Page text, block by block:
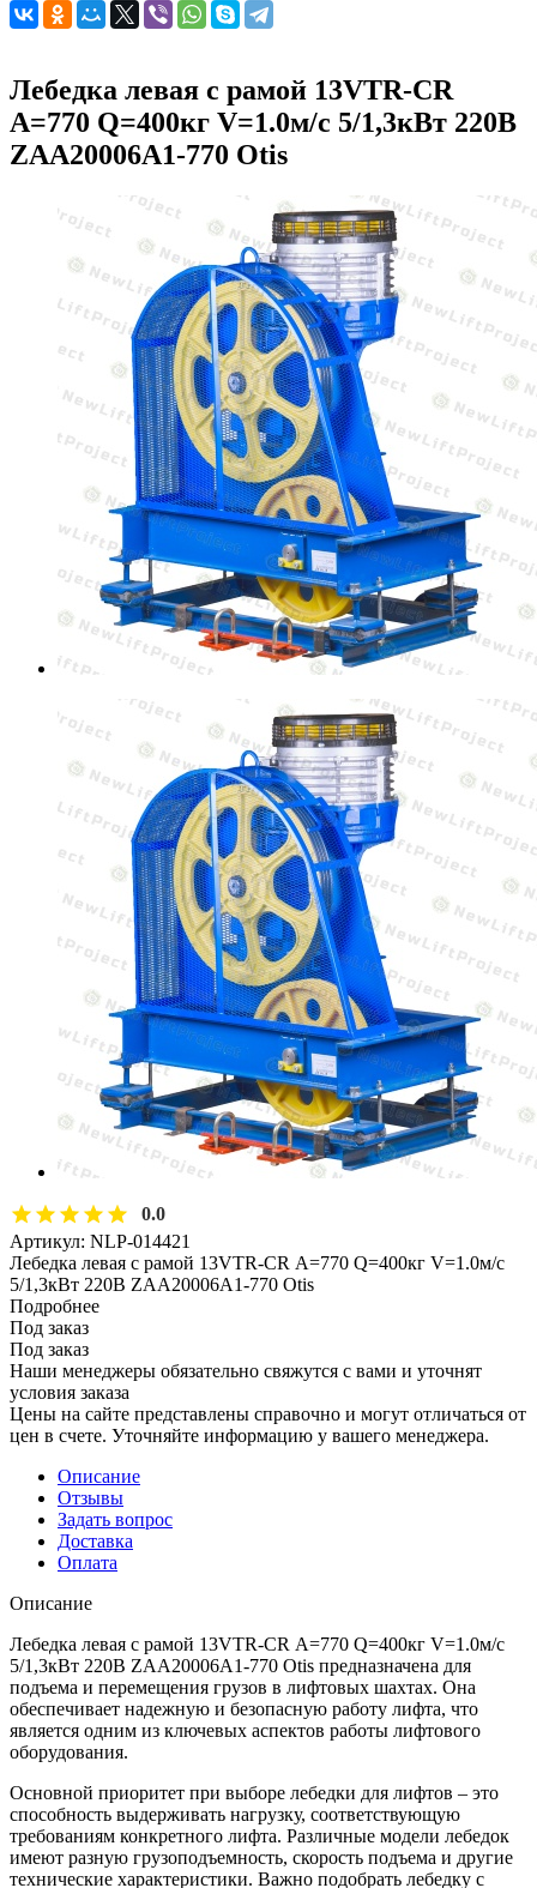
Лебедка левая с рамой 13VTR-CR
А=770 Q=400кг V=1.0м/с 5/1,3кВт 220В
ZAA20006A1-770 Otis
0.0
Артикул: NLP-014421
Лебедка левая с рамой 13VTR-CR А=770 Q=400кг V=1.0м/с
5/1,3кВт 220В ZAA20006A1-770 Otis
Подробнее
Под заказ
Под заказ
Наши менеджеры обязательно свяжутся с вами и уточнят
условия заказа
Цены на сайте представлены справочно и могут отличаться от
цен в счете. Уточняйте информацию у вашего менеджера.
Описание
Отзывы
Задать вопрос
Доставка
Оплата
Описание
Лебедка левая с рамой 13VTR-CR А=770 Q=400кг V=1.0м/с
5/1,3кВт 220В ZAA20006A1-770 Otis предназначена для
подъема и перемещения грузов в лифтовых шахтах. Она
обеспечивает надежную и безопасную работу лифта, что
является одним из ключевых аспектов работы лифтового
оборудования.
Основной приоритет при выборе лебедки для лифтов – это
способность выдерживать нагрузку, соответствующую
требованиям конкретного лифта. Различные модели лебедок
имеют разную грузоподъемность, скорость подъема и другие
технические характеристики. Важно подобрать лебедку с